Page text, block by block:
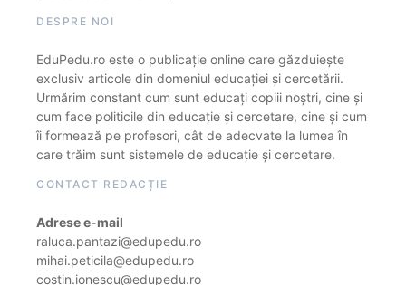
DESPRE NOI
EduPedu.ro este o publicație online care găzduiește
exclusiv articole din domeniul educației și cercetării.
Urmărim constant cum sunt educați copiii noștri, cine și
cum face politicile din educație și cercetare, cine și cum
îi formează pe profesori, cât de adecvate la lumea în
care trăim sunt sistemele de educație și cercetare.
CONTACT REDACȚIE
Adrese e-mail
raluca.pantazi@edupedu.ro
mihai.peticila@edupedu.ro
costin.ionescu@edupedu.ro